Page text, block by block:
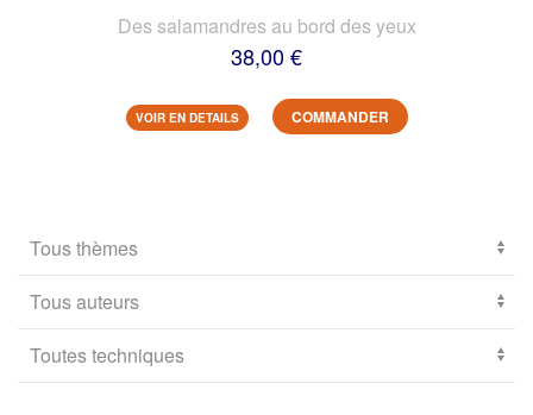
Des salamandres au bord des yeux
38,00 €
VOIR EN DETAILS COMMANDER